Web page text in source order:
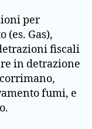
per
(es. Gas),
fiscali
in detrazione
fumi, e